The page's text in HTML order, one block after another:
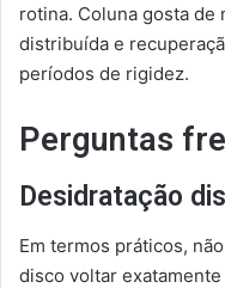
rotina. Coluna gosta de
distribuída e
períodos de rigidez.
Perguntas
Desidratação
Em termos práticos,
disco voltar